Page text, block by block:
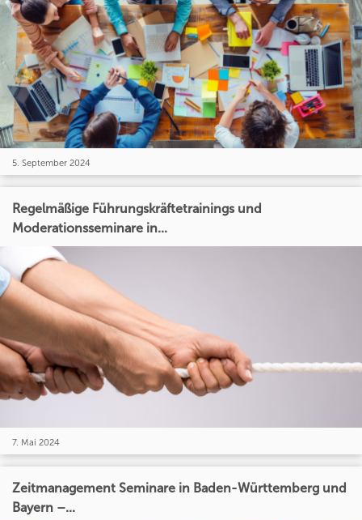
5. September 2024
Regelmäßige Führungskräftetrainings und
Moderationsseminare in...
7. Mai 2024
Zeitmanagement Seminare in Baden-Württemberg und
Bayern –...